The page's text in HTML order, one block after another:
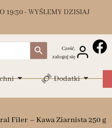
19:30 - WYŚLEMY DZISIAJ
Search Button
Cześć,
zaloguj się
Dodatki
Filer – Kawa Ziarnista 250 g